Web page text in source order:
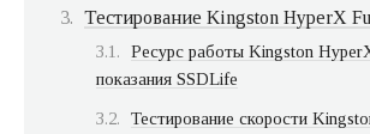
Тестирование Kingston HyperX
Ресурс работы Kingston
показания SSDLife
Тестирование скорости